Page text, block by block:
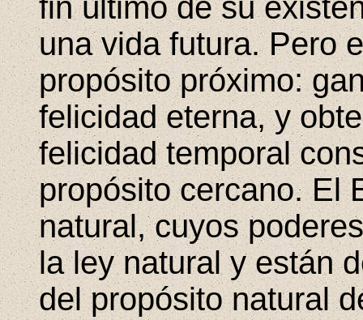
fin último de su
una vida futura. Pero
propósito próximo:
felicidad eterna, y
felicidad temporal
propósito cercano. El
natural, cuyos
la ley natural y están
del propósito natural